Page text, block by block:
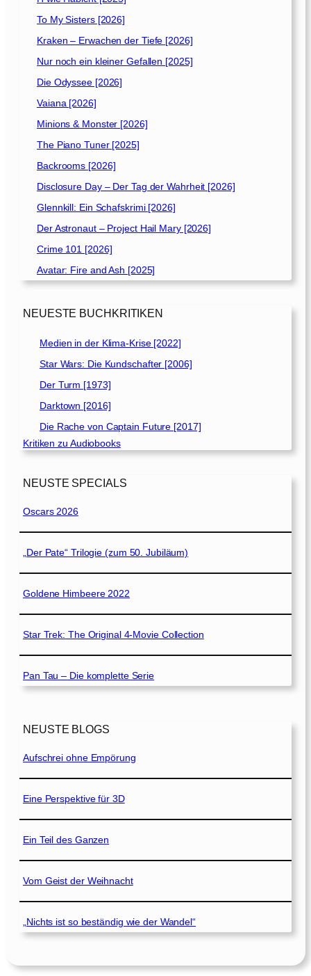
To My Sisters [2026]
Kraken – Erwachen der Tiefe [2026]
Nur noch ein kleiner Gefallen [2025]
Die Odyssee [2026]
Vaiana [2026]
Minions & Monster [2026]
The Piano Tuner [2025]
Backrooms [2026]
Disclosure Day – Der Tag der Wahrheit [2026]
Glennkill: Ein Schafskrimi [2026]
Der Astronaut – Project Hail Mary [2026]
Crime 101 [2026]
Avatar: Fire and Ash [2025]
NEUESTE BUCHKRITIKEN
Medien in der Klima-Krise [2022]
Star Wars: Die Kundschafter [2006]
Der Turm [1973]
Darktown [2016]
Die Rache von Captain Future [2017]
Kritiken zu Audiobooks
NEUSTE SPECIALS
Oscars 2026
„Der Pate“ Trilogie (zum 50. Jubiläum)
Goldene Himbeere 2022
Star Trek: The Original 4-Movie Collection
Pan Tau – Die komplette Serie
NEUSTE BLOGS
Aufschrei ohne Empörung
Eine Perspektive für 3D
Ein Teil des Ganzen
Vom Geist der Weihnacht
„Nichts ist so beständig wie der Wandel“